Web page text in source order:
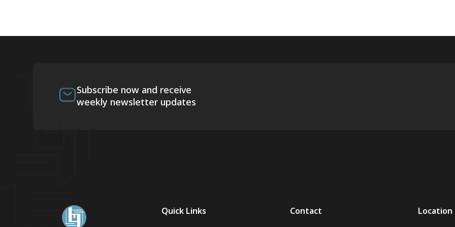
Subscribe now and receive
weekly newsletter updates
Quick Links Contact Location